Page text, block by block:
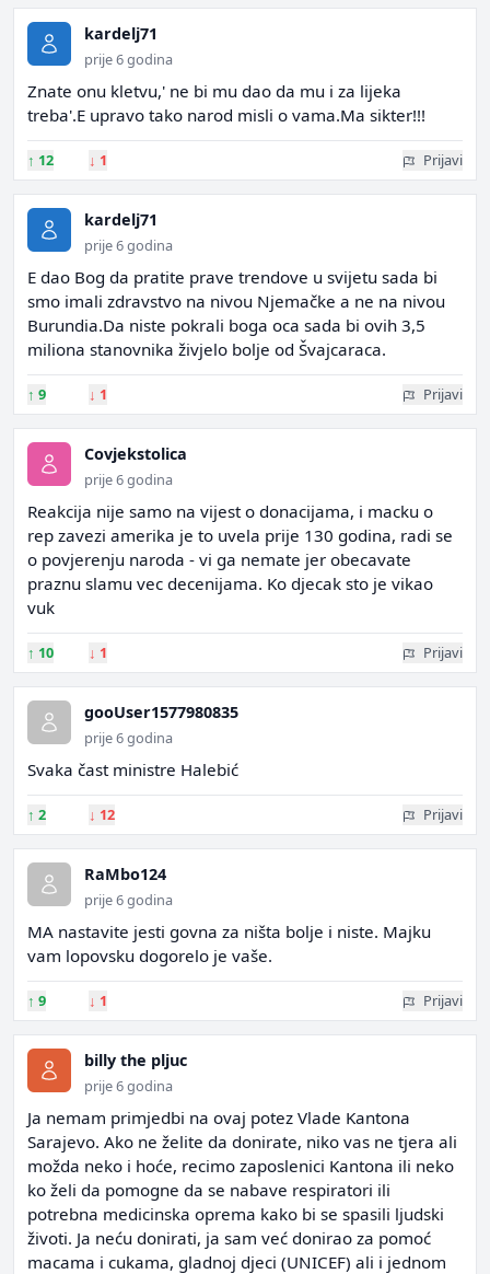
kardelj71
prije 6 godina
Znate onu kletvu,' ne bi mu dao da mu i za lijeka
treba'.E upravo tako narod misli o vama.Ma sikter!!!
↑ 12 ↓ 1 Prijavi
kardelj71
prije 6 godina
E dao Bog da pratite prave trendove u svijetu sada bi
smo imali zdravstvo na nivou Njemačke a ne na nivou
Burundia.Da niste pokrali boga oca sada bi ovih 3,5
miliona stanovnika živjelo bolje od Švajcaraca.
↑ 9 ↓ 1 Prijavi
Covjekstolica
prije 6 godina
Reakcija nije samo na vijest o donacijama, i macku o
rep zavezi amerika je to uvela prije 130 godina, radi se
o povjerenju naroda - vi ga nemate jer obecavate
praznu slamu vec decenijama. Ko djecak sto je vikao
vuk
↑ 10 ↓ 1 Prijavi
gooUser1577980835
prije 6 godina
Svaka čast ministre Halebić
↑ 2 ↓ 12 Prijavi
RaMbo124
prije 6 godina
MA nastavite jesti govna za ništa bolje i niste. Majku
vam lopovsku dogorelo je vaše.
↑ 9 ↓ 1 Prijavi
billy the pljuc
prije 6 godina
Ja nemam primjedbi na ovaj potez Vlade Kantona
Sarajevo. Ako ne želite da donirate, niko vas ne tjera ali
možda neko i hoće, recimo zaposlenici Kantona ili neko
ko želi da pomogne da se nabave respiratori ili
potrebna medicinska oprema kako bi se spasili ljudski
životi. Ja neću donirati, ja sam već donirao za pomoć
macama i cukama, gladnoj djeci (UNICEF) ali i jednom